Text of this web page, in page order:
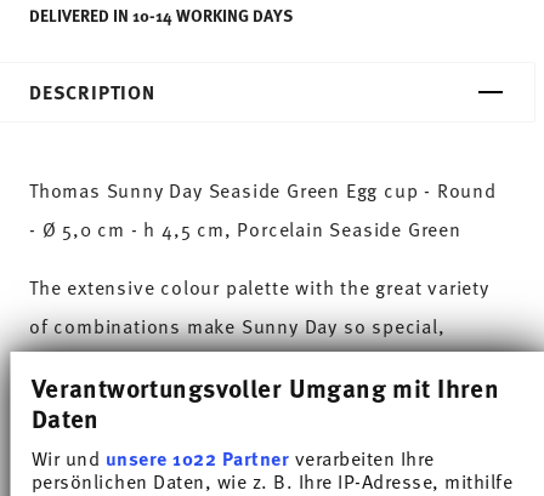
Verantwortungsvoller Umgang mit Ihren
Daten
Wir und unsere 1022 Partnerverarbeiten Ihre
persönlichen Daten, wie z. B. Ihre IP-Adresse, mithilfe
DELIVERED IN 10-14 WORKING DAYS
DESCRIPTION
Thomas Sunny Day Seaside Green Egg cup - Round
- Ø 5,0 cm - h 4,5 cm, Porcelain Seaside Green
The extensive colour palette with the great variety
of combinations make Sunny Day so special,
worlds of every kind. Sunny Day’s pleasing and
unique.HAVE A SUNNY DAY!